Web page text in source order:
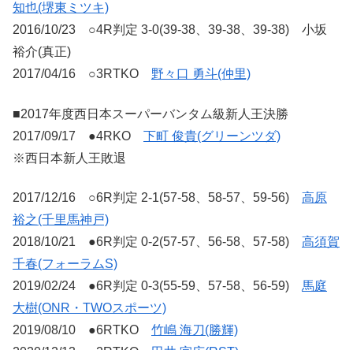
知也(堺東ミツキ)
2016/10/23 ○4R判定 3-0(39-38、39-38、39-38) 小坂
裕介(真正)
2017/04/16 ○3RTKO 野々口 勇斗(仲里)
■2017年度西日本スーパーバンタム級新人王決勝
2017/09/17 ●4RKO 下町 俊貴(グリーンツダ)
※西日本新人王敗退
2017/12/16 ○6R判定 2-1(57-58、58-57、59-56) 高原
裕之(千里馬神戸)
2018/10/21 ●6R判定 0-2(57-57、56-58、57-58) 高須賀
千春(フォーラムS)
2019/02/24 ●6R判定 0-3(55-59、57-58、56-59) 馬庭
大樹(ONR・TWOスポーツ)
2019/08/10 ●6RTKO 竹嶋 海刀(勝輝)